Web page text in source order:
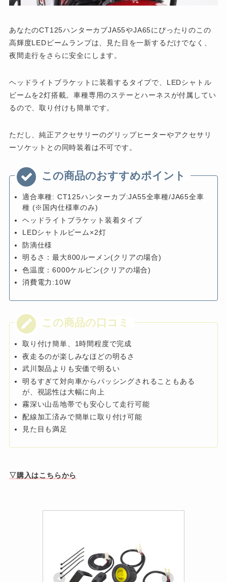
あなたのCT125ハンターカブJA55やJA65にぴったりのこの
高輝度LEDビームランプは、見た目を一新するだけでなく、
夜間走行をさらに安全にします。
ヘッドライトブラケットに装着するタイプで、LEDシャトル
ビームを2灯搭載。車種専用のステーとハーネスが付属してい
るので、取り付けも簡単です。
ただし、純正アクセサリーのグリップヒーターやアクセサリ
ーソケットとの同時装着は不可です。
適合車種: CT125ハンターカブ:JA55全車種/JA65全車
種 (※国内仕様車のみ)
ヘッドライトブラケット装着タイプ
LEDシャトルビーム×2灯
防滴仕様
明るさ：最大800ルーメン(クリアの場合)
色温度：6000ケルビン(クリアの場合)
消費電力:10W
取り付け簡単、1時間程度で完成
夜走るのが楽しみなほどの明るさ
武川製品よりも安価で明るい
明るすぎて対向車からパッシングされることもある
が、視認性は大幅に向上
霧深い山岳地帯でも安心して走行可能
配線加工済みで簡単に取り付け可能
見た目も満足
▽購入はこちらから